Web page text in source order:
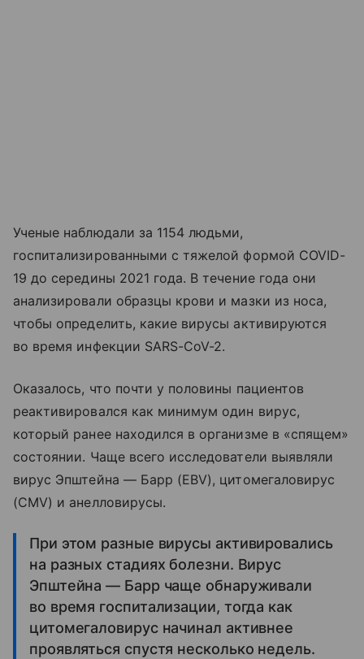
Ученые наблюдали за 1154 людьми,
госпитализированными с тяжелой формой COVID-
19 до середины 2021 года. В течение года они
анализировали образцы крови и мазки из носа,
чтобы определить, какие вирусы активируются
во время инфекции SARS-CoV-2.
Оказалось, что почти у половины пациентов
реактивировался как минимум один вирус,
который ранее находился в организме в «спящем»
состоянии. Чаще всего исследователи выявляли
вирус Эпштейна — Барр (EBV), цитомегаловирус
(CMV) и анелловирусы.
При этом разные вирусы активировались
на разных стадиях болезни. Вирус
Эпштейна — Барр чаще обнаруживали
во время госпитализации, тогда как
цитомегаловирус начинал активнее
проявляться спустя несколько недель.